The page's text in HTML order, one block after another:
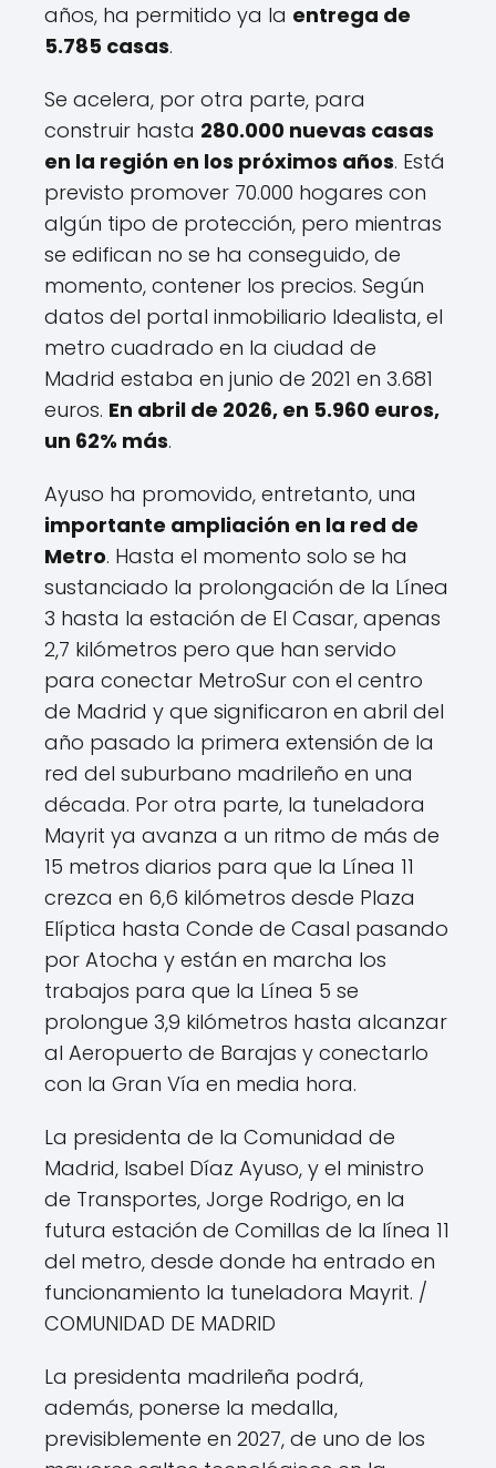
años, ha permitido ya la entrega de
5.785 casas.
Se acelera, por otra parte, para
construir hasta 280.000 nuevas casas
en la región en los próximos años. Está
previsto promover 70.000 hogares con
algún tipo de protección, pero mientras
se edifican no se ha conseguido, de
momento, contener los precios. Según
datos del portal inmobiliario Idealista, el
metro cuadrado en la ciudad de
Madrid estaba en junio de 2021 en 3.681
euros. En abril de 2026, en 5.960 euros,
un 62% más.
Ayuso ha promovido, entretanto, una
importante ampliación en la red de
Metro. Hasta el momento solo se ha
sustanciado la prolongación de la Línea
3 hasta la estación de El Casar, apenas
2,7 kilómetros pero que han servido
para conectar MetroSur con el centro
de Madrid y que significaron en abril del
año pasado la primera extensión de la
red del suburbano madrileño en una
década. Por otra parte, la tuneladora
Mayrit ya avanza a un ritmo de más de
15 metros diarios para que la Línea 11
crezca en 6,6 kilómetros desde Plaza
Elíptica hasta Conde de Casal pasando
por Atocha y están en marcha los
trabajos para que la Línea 5 se
prolongue 3,9 kilómetros hasta alcanzar
al Aeropuerto de Barajas y conectarlo
con la Gran Vía en media hora.
La presidenta de la Comunidad de
Madrid, Isabel Díaz Ayuso, y el ministro
de Transportes, Jorge Rodrigo, en la
futura estación de Comillas de la línea 11
del metro, desde donde ha entrado en
funcionamiento la tuneladora Mayrit. /
COMUNIDAD DE MADRID
La presidenta madrileña podrá,
además, ponerse la medalla,
previsiblemente en 2027, de uno de los